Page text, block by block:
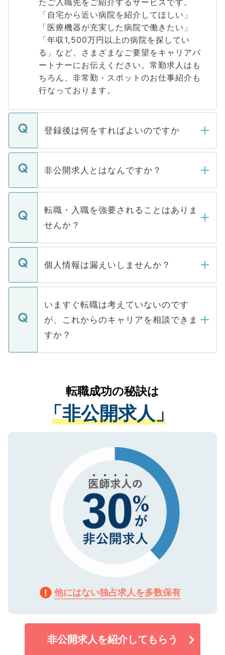
たご入職先をご紹介するサービスです。
「自宅から近い病院を紹介してほしい」
「医療機器が充実した病院で働きたい」
「年収1,500万円以上の病院を探してい
る」など、さまざまなご要望をキャリアパ
ートナーにお伝えください。常勤求人はも
ちろん、非常勤・スポットのお仕事紹介も
行なっております。
登録後は何をすればよいのですか
ご登録いただきましたら、弊社担当者がご
登録内容を確認し、その後メールもしくは
ます。通常、5営業日以内にはご連絡をせて
いただきますので、しばらくお待ちくださ
非公開求人とはなんですか？
マイナビDOCTORで取り扱っている求人の
うち約3割は、Webサイトからご覧いただ
けない「非公開求人」です。非公開求人は
下記の理由によって、一般には公開してい
ません。
■応募殺到を避けるため 人気のある医療機
関を公にしてしまうと、応募が殺到する場
に、医療機関が求める条件に合った人材の
みを人材紹介会社に依頼するケースが増え
ています。
転職・入職を強要されることはありま
せんか？
転職・入職を強要することは一切ありませ
ん。また、仮に応募先から内定をいただい
定を承諾する必要はありません。内定先へ
の辞退の連絡はキャリアパートナーが行い
個人情報は漏えいしませんか？
個人情報が漏えいすることはありませんの
で、ご安心ください。当サイトからの登録
などで収集したご登録者様の個人情報は、
ご本人のキャリアアップおよび転職活動の
支援を目的に使用いたします。お預かりし
ているすべての個人データはご本人の許可
は、個人情報の取り扱いについての厳密な
管理基準を満たした事業者のみに付与され
る、プライバシーマークを取得済みです。
で、機密保持に関してもご安心ください。
いますぐ転職は考えていないのです
が、これからのキャリアを相談できま
すか？
かがいして、現在の医療機関の状況や紹介
経験をまじえながら、適切なアドバイスを
させていただきます。すぐにご転職をされ
ない方には、長期的なサポートが可能です
ので、まずはご登録ください。
転職成功の秘訣は
「非公開求人」
他にはない独占求人を多数保有
非公開求人を紹介してもらう